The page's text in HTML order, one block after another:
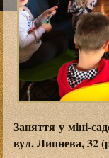
Заняття у міні-
вул. Липнева, 32